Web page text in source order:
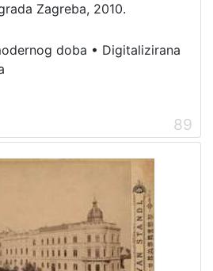
Zagreba, 2010.
doba • Digitalizirana
89